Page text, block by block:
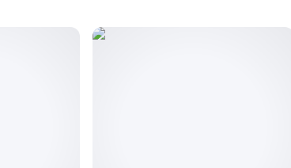
装二氧化硫的隐蔽质量分水岭